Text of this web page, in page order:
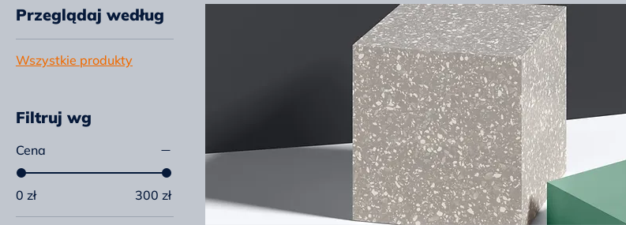
Przeglądaj według
Wszystkie produkty
Filtruj wg
Cena
0 zł 300 zł